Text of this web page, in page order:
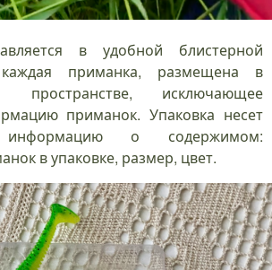
в удобной блистерной
приманка, размещена в
пространстве, исключающее
приманок. Упаковка несет
информацию о содержимом:
в упаковке, размер, цвет.